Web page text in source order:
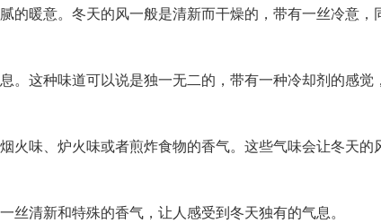
的暖意。冬天的风一般是清新而干燥的，带有一丝冷意，
。这种味道可以说是独一无二的，带有一种冷却剂的感觉
火味、炉火味或者煎炸食物的香气。这些气味会让冬天的
清新和特殊的香气，让人感受到冬天独有的气息。